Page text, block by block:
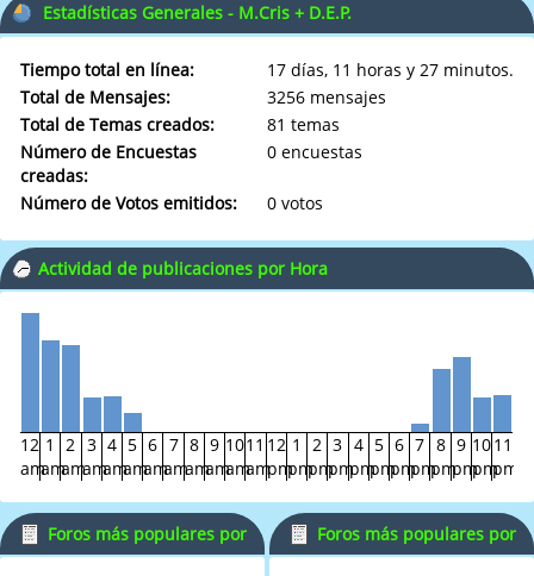
Estadísticas Generales - M.Cris + D.E.P.
Tiempo total en línea:
17 días, 11 horas y 27 minutos.
Total de Mensajes:
3256 mensajes
Total de Temas creados:
81 temas
Número de Encuestas
creadas:
0 encuestas
Número de Votos emitidos: 0 votos
Actividad de publicaciones por Hora
12
am
1
am
2
am
3
am
4
am
5
am
6
am
7
am
8
am
9
am
10
am
11
am
12
pm
1
pm
2
pm
3
pm
4
pm
5
pm
6
pm
7
pm
8
pm
9
pm
10
pm
11
pm
Foros más populares por
Foros más populares por